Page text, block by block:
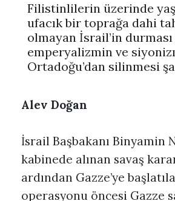
Filistinlilerin üzerinde
ufacık bir toprağa dahi
olmayan İsrail’in
emperyalizmin ve
Ortadoğu’dan silinmesi
Alev Doğan
İsrail Başbakanı Binyamin
kabinede alınan savaş
ardından Gazze’ye
operasyonu öncesi Gazze